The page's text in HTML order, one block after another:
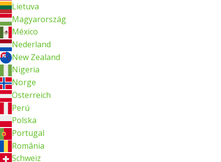
Lietuva
Magyarország
México
Nederland
New Zealand
Nigeria
Norge
Österreich
Perú
Polska
Portugal
România
Schweiz